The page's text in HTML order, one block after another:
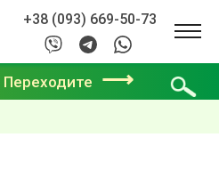
+38 (093) 669-50-73
⟶